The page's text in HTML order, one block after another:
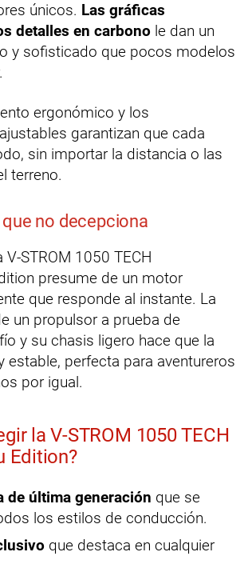
únicos. Las gráficas
detalles en carbono le dan un
y sofisticado que pocos modelos
ergonómico y los
garantizan que cada
sin importar la distancia o las
terreno.
no decepciona
V-STROM 1050 TECH
presume de un motor
que responde al instante. La
un propulsor a prueba de
y su chasis ligero hace que la
estable, perfecta para aventureros
por igual.
la V-STROM 1050 TECH
Edition?
de última generación que se
los estilos de conducción.
que destaca en cualquier